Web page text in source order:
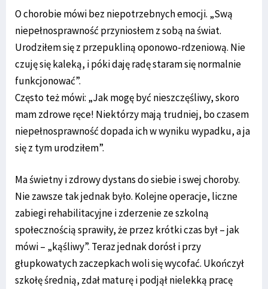
O chorobie mówi bez niepotrzebnych emocji. „Swą
niepełnosprawność przyniosłem z sobą na świat.
Urodziłem się z przepukliną oponowo-rdzeniową. Nie
czuję się kaleką, i póki daję radę staram się normalnie
funkcjonować”.
Często też mówi: „Jak mogę być nieszczęśliwy, skoro
mam zdrowe ręce! Niektórzy mają trudniej, bo czasem
niepełnosprawność dopada ich w wyniku wypadku, a ja
się z tym urodziłem”.
Ma świetny i zdrowy dystans do siebie i swej choroby.
Nie zawsze tak jednak było. Kolejne operacje, liczne
zabiegi rehabilitacyjne i zderzenie ze szkolną
społecznością sprawiły, że przez krótki czas był – jak
mówi – „kąśliwy”. Teraz jednak dorósł i przy
głupkowatych zaczepkach woli się wycofać. Ukończył
szkołę średnią, zdał maturę i podjął nielekką pracę